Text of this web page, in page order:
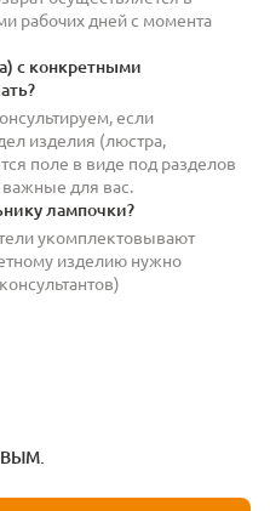
рабочих дней с момента
с конкретными
если
изделия (люстра,
поле в виде под разделов
для вас.
лампочки?
укомплектовывают
изделию нужно